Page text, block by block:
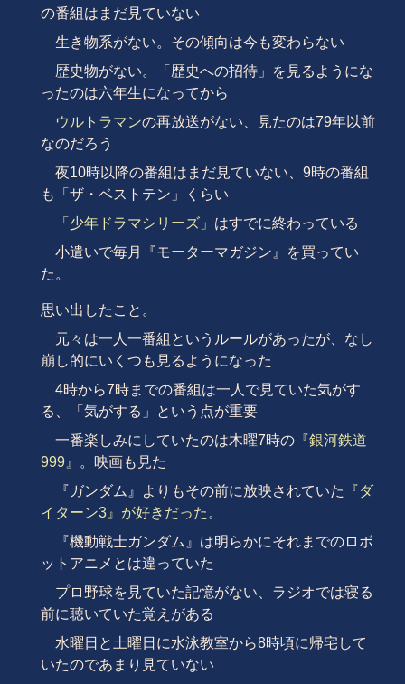
の番組はまだ見ていない
生き物系がない。その傾向は今も変わらない
歴史物がない。「歴史への招待」を見るようにな
ったのは六年生になってから
ウルトラマンの再放送がない、見たのは79年以前
なのだろう
夜10時以降の番組はまだ見ていない、9時の番組
も「ザ・ベストテン」くらい
「少年ドラマシリーズ」 はすでに終わっている
小遣いで毎月『モーターマガジン』を買ってい
た。
思い出したこと。
元々は一人一番組というルールがあったが、なし
崩し的にいくつも見るようになった
4時から7時までの番組は一人で見ていた気がす
る、「気がする」という点が重要
一番楽しみにしていたのは木曜7時の『銀河鉄道
999』
。映画も見た
『ガンダム』よりもその前に放映されていた
『ダ
イターン3』が好きだった 。
『機動戦士ガンダム』は明らかにそれまでのロボ
ットアニメとは違っていた
プロ野球を見ていた記憶がない、ラジオでは寝る
前に聴いていた覚えがある
水曜日と土曜日に水泳教室から8時頃に帰宅して
いたのであまり見ていない